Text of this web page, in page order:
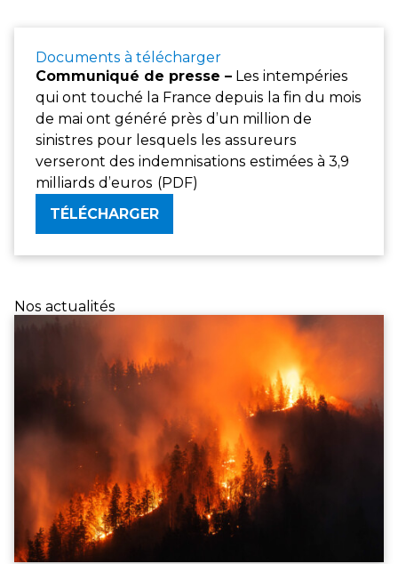
Documents à télécharger
Communiqué de presse – Les intempéries
qui ont touché la France depuis la fin du mois
de mai ont généré près d’un million de
sinistres pour lesquels les assureurs
verseront des indemnisations estimées à 3,9
milliards d’euros (PDF)
TÉLÉCHARGER
Nos actualités